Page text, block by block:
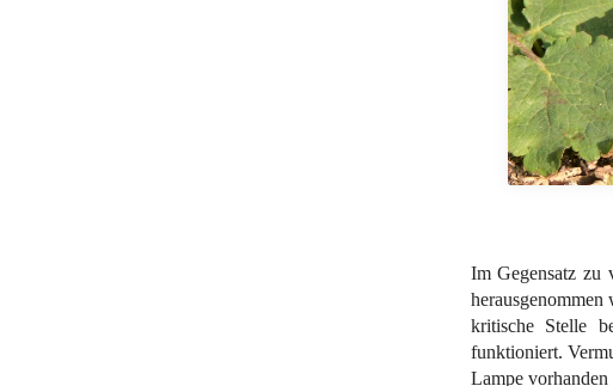
Im Gegensatz zu
herausgenommen
kritische Stelle
funktioniert.
Lampe vorhanden